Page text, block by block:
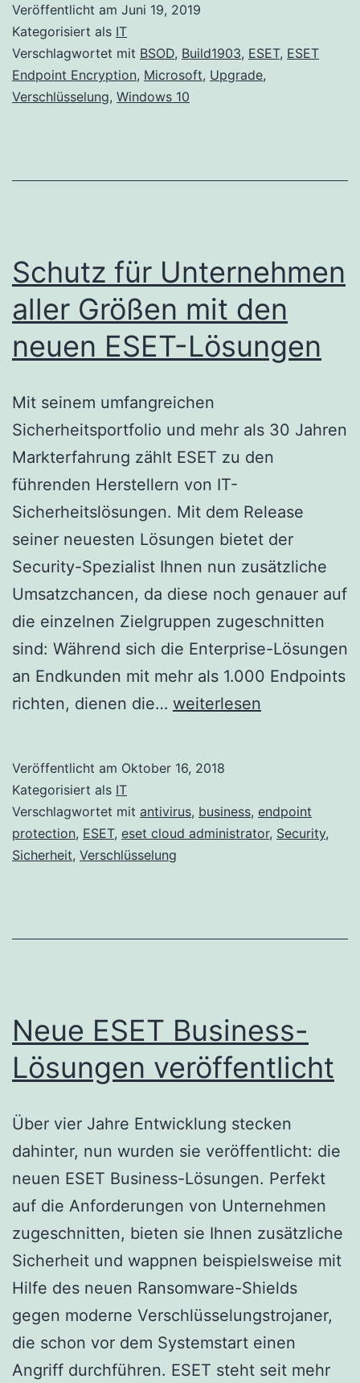
10
nach
dem
Upgrade
Endpoint
Encryption
Veröffentlicht am Juni 19, 2019
Kategorisiert als IT
Verschlagwortet mit BSOD, Build1903, ESET, ESET
Endpoint Encryption, Microsoft, Upgrade,
Verschlüsselung, Windows 10
Schutz für Unternehmen
aller Größen mit den
neuen ESET-Lösungen
Mit seinem umfangreichen
Sicherheitsportfolio und mehr als 30 Jahren
Markterfahrung zählt ESET zu den
führenden Herstellern von IT-
Sicherheitslösungen. Mit dem Release
seiner neuesten Lösungen bietet der
Security-Spezialist Ihnen nun zusätzliche
Umsatzchancen, da diese noch genauer auf
die einzelnen Zielgruppen zugeschnitten
sind: Während sich die Enterprise-Lösungen
an Endkunden mit mehr als 1.000 Endpoints
richten, dienen die… Schutz
Größen
mit
den
weiterlesen
Veröffentlicht am Oktober 16, 2018
Kategorisiert als IT
Verschlagwortet mit antivirus, business, endpoint
protection, ESET, eset cloud administrator, Security,
Sicherheit, Verschlüsselung
Neue ESET Business-
Lösungen veröffentlicht
Über vier Jahre Entwicklung stecken
dahinter, nun wurden sie veröffentlicht: die
neuen ESET Business-Lösungen. Perfekt
auf die Anforderungen von Unternehmen
zugeschnitten, bieten sie Ihnen zusätzliche
Sicherheit und wappnen beispielsweise mit
Hilfe des neuen Ransomware-Shields
gegen moderne Verschlüsselungstrojaner,
die schon vor dem Systemstart einen
Angriff durchführen. ESET steht seit mehr